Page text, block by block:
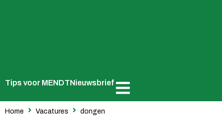
Tips voor MENDTNieuwsbrief
Home Vacatures dongen